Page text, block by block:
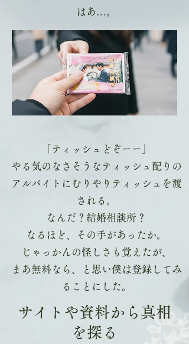
はあ…。
「ティッシュどぞーー」
やる気のなさそうなティッシュ配りの
アルバイトにむりやりティッシュを渡
される。
なんだ？結婚相談所？
なるほど、その手があったか。
じゃっかんの怪しさも覚えたが、
まあ無料なら、と思い僕は登録してみ
ることにした。
サイトや資料から真相
を探る